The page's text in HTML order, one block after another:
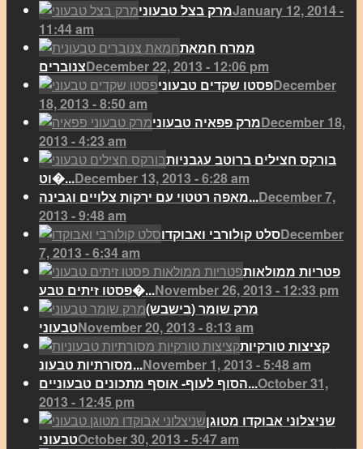
מרק בצל טבעוניJanuary 12, 2014 -
11:44 am
ממרח חמאת
צנובריםDecember 22, 2013 - 12:06 pm
פסטו שקדים טבעוניDecember
18, 2013 - 8:50 am
מרק פפאיה טבעוניDecember 18,
2013 - 4:23 am
בורקס חצילים ברוטב עגבניות
וט�...December 13, 2013 - 6:28 am
מאפה רטטוי עם ירקות צלויים וגבינה...December 7,
2013 - 9:48 am
סלט קולורבי ואבוקדוDecember
7, 2013 - 6:34 am
פטריות ממולאות
פסטו זיתים טבע�...November 26, 2013 - 12:33 pm
מרק שומר (בישבש)
טבעוניNovember 20, 2013 - 8:13 am
קציצות טורקיות
מסורתיות טבעונ...November 1, 2013 - 5:48 am
הסוף לעוף- אוסף מתכונים טבעוניים...October 31,
2013 - 12:45 pm
שניצלוני אבוקדו מטוגן
טבעוניOctober 30, 2013 - 5:47 am